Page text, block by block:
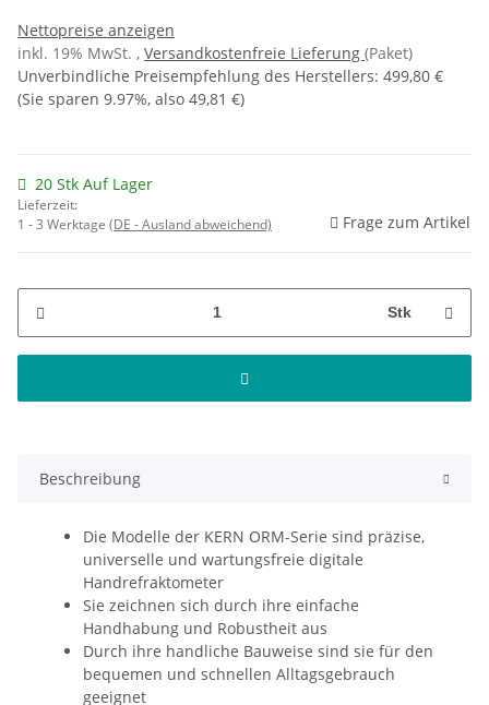
Nettopreise anzeigen
inkl. 19% MwSt. , Versandkostenfreie Lieferung (Paket)
Unverbindliche Preisempfehlung des Herstellers: 499,80 €
(Sie sparen 9.97%, also 49,81 €)
20 Stk Auf Lager
Lieferzeit:
1 - 3 Werktage (DE - Ausland abweichend) Frage zum Artikel
Stk
Beschreibung
Die Modelle der KERN ORM-Serie sind präzise,
universelle und wartungsfreie digitale
Handrefraktometer
Sie zeichnen sich durch ihre einfache
Handhabung und Robustheit aus
Durch ihre handliche Bauweise sind sie für den
bequemen und schnellen Alltagsgebrauch
geeignet